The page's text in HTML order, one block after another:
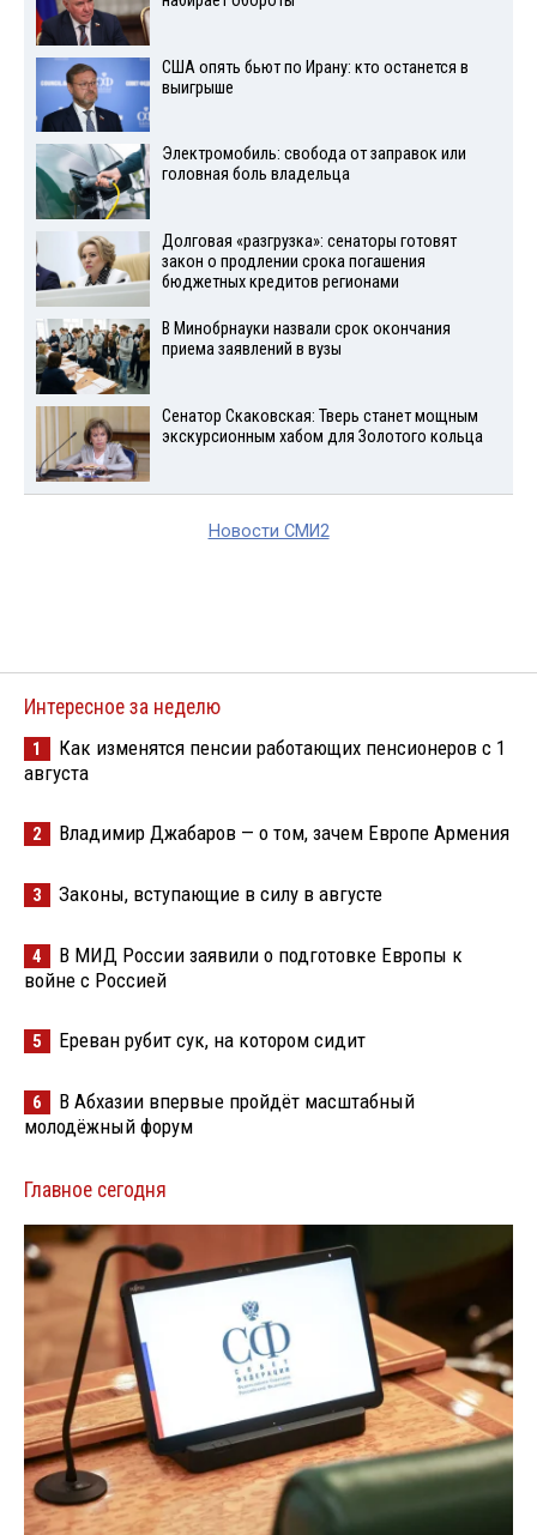
США опять бьют по Ирану: кто останется в
выигрыше
Электромобиль: свобода от заправок или
головная боль владельца
Долговая «разгрузка»: сенаторы готовят
закон о продлении срока погашения
бюджетных кредитов регионами
В Минобрнауки назвали срок окончания
приема заявлений в вузы
Сенатор Скаковская: Тверь станет мощным
экскурсионным хабом для Золотого кольца
Новости СМИ2
Интересное за неделю
1
Как изменятся пенсии работающих пенсионеров с 1
августа
2 Владимир Джабаров — о том, зачем Европе Армения
3 Законы, вступающие в силу в августе
4
В МИД России заявили о подготовке Европы к
войне с Россией
5 Ереван рубит сук, на котором сидит
6
В Абхазии впервые пройдёт масштабный
молодёжный форум
Главное сегодня